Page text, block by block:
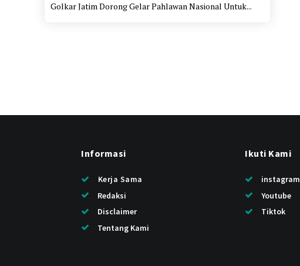
Golkar Jatim Dorong Gelar Pahlawan Nasional Untuk...
Informasi
Kerja Sama
Redaksi
Disclaimer
Tentang Kami
Ikuti Kami
instagram
Youtube
Tiktok